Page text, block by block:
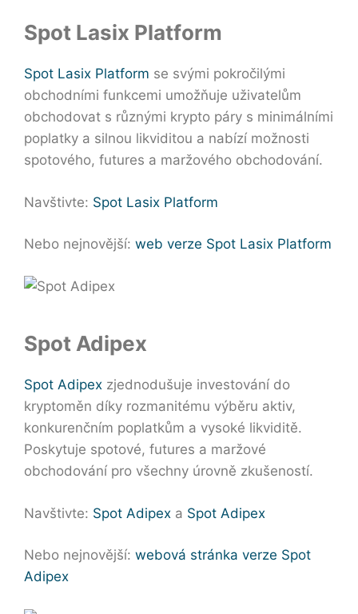
Spot Lasix Platform
Spot Lasix Platform se svými pokročilými
obchodními funkcemi umožňuje uživatelům
obchodovat s různými krypto páry s minimálními
poplatky a silnou likviditou a nabízí možnosti
spotového, futures a maržového obchodování.
Navštivte: Spot Lasix Platform
Nebo nejnovější: web verze Spot Lasix Platform
Spot Adipex
Spot Adipex zjednodušuje investování do
kryptoměn díky rozmanitému výběru aktiv,
konkurenčním poplatkům a vysoké likviditě.
Poskytuje spotové, futures a maržové
obchodování pro všechny úrovně zkušeností.
Navštivte: Spot Adipex a Spot Adipex
Nebo nejnovější: webová stránka verze Spot
Adipex